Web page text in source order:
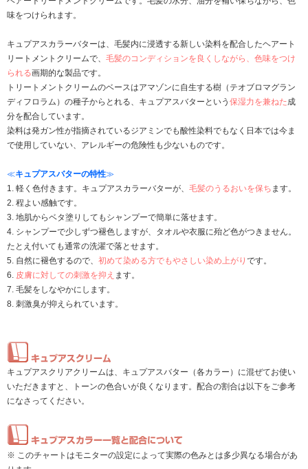
味をつけられます。
キュプアスカラーバターは、毛髪内に浸透する新しい染料を配合したヘアート
リートメントクリームで、 毛髪のコンディションを良くしながら、色味をつけ
られる画期的な製品です。
トリートメントクリームのベースはアマゾンに自生する樹（テオブロマグラン
ディフロラム）の種子からとれる、キュプアスバターという 保湿力を兼ねた成
分を配合しています。
染料は発ガン性が指摘されているジアミンでも酸性染料でもなく日本では今ま
で使用していない、アレルギーの危険性も少ないものです。
≪キュプアスバターの特性≫
1. 軽く色付きます。キュプアスカラーバターが、 毛髪のうるおいを保ち ます。
2. 程よい感触です。
3. 地肌からベタ塗りしてもシャンプーで簡単に落せます。
4. シャンプーで少しずつ褪色しますが、タオルや衣服に殆ど色がつきません。
たとえ付いても通常の洗濯で落とせます。
5. 自然に褪色するので、 初めて染める方でもやさしい染め上がり です。
6. 皮膚に対しての刺激を抑え ます。
7. 毛髪をしなやかにします。
8. 刺激臭が抑えられています。
キュプアスクリアクリームは、キュプアスバター（各カラー）に混ぜてお使い
いただきますと、トーンの色合いが良くなります。配合の割合は以下をご参考
になさってください。
※ このチャートはモニターの設定によって実際の色みとは多少異なる場合があ